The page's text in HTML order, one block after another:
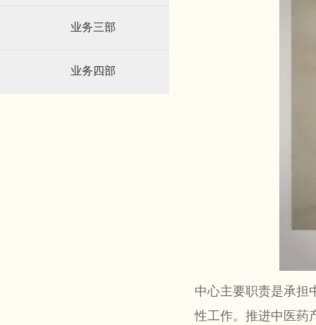
业务三部
业务四部
中心主要职责是承担
性工作。推进中医药